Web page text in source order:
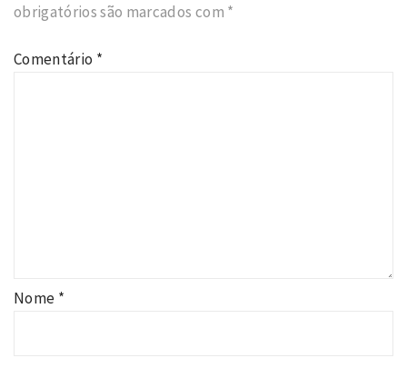
obrigatórios são marcados com *
Comentário *
Nome *